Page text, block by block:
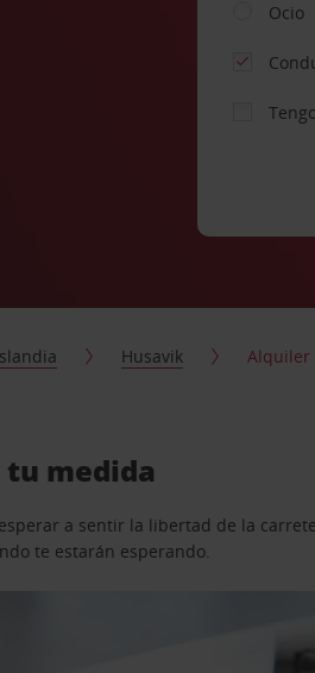
Ocio
Husavik Alquiler
tu medida
a sentir la libertad de la
te estarán esperando.